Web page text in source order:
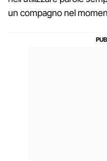
un compagno nel